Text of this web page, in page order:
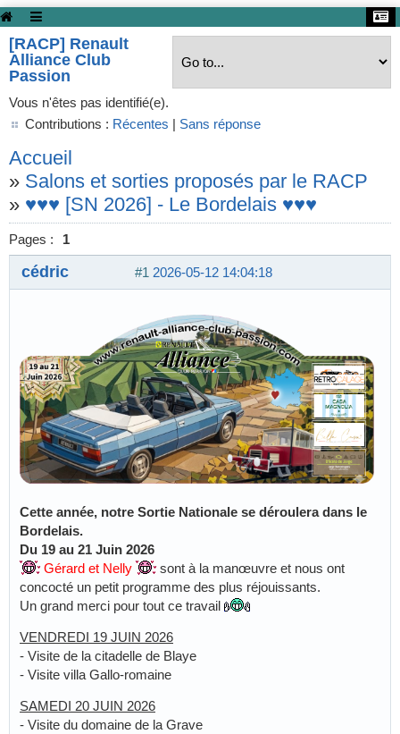
[RACP] Renault
Alliance Club
Passion
Vous n'êtes pas identifié(e).
Contributions : Récentes | Sans réponse
Accueil
» Salons et sorties proposés par le RACP
» ♥♥♥ [SN 2026] - Le Bordelais ♥♥♥
Pages : 1
#1 2026-05-12 14:04:18
cédric
Cette année, notre Sortie Nationale se déroulera dans le
Bordelais.
Du 19 au 21 Juin 2026
Gérard et Nelly
sont à la manœuvre et nous ont
concocté un petit programme des plus réjouissants.
Un grand merci pour tout ce travail
VENDREDI 19 JUIN 2026
- Visite de la citadelle de Blaye
- Visite villa Gallo-romaine
SAMEDI 20 JUIN 2026
- Visite du domaine de la Grave